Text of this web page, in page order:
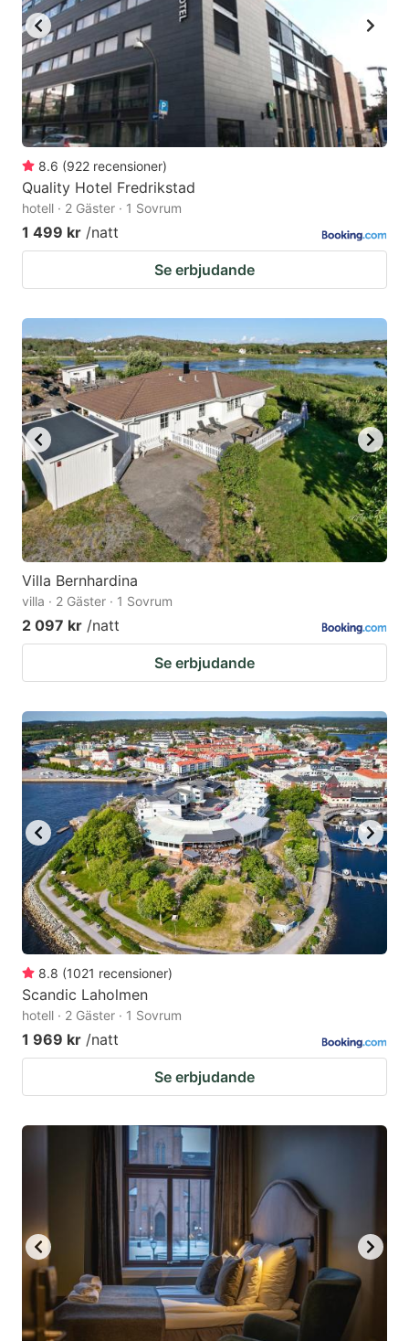
8.6 (922 recensioner)
Quality Hotel Fredrikstad
hotell · 2 Gäster · 1 Sovrum
1 499 kr /natt
Se erbjudande
Villa Bernhardina
villa · 2 Gäster · 1 Sovrum
2 097 kr /natt
Se erbjudande
8.8 (1021 recensioner)
Scandic Laholmen
hotell · 2 Gäster · 1 Sovrum
1 969 kr /natt
Se erbjudande